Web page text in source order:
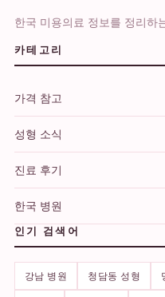
한국 미용의료 정보를 정리하
카테고리
가격 참고
성형 소식
진료 후기
한국 병원
인기 검색어
강남 병원 청담동 성형